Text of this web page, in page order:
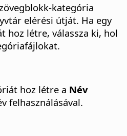
kategória
elérési útját. Ha egy
hoz létre, válassza ki, hol
hoz létre a Név
felhasználásával.